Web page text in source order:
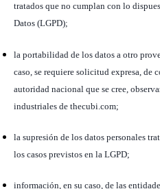
tratados que no cumplan con lo
Datos (LGPD);
la portabilidad de los datos a otro
caso, se requiere solicitud expresa, de
autoridad nacional que se cree,
industriales de thecubi.com;
la supresión de los datos personales
los casos previstos en la LGPD;
información, en su caso, de las